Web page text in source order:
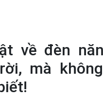
về đèn
mà